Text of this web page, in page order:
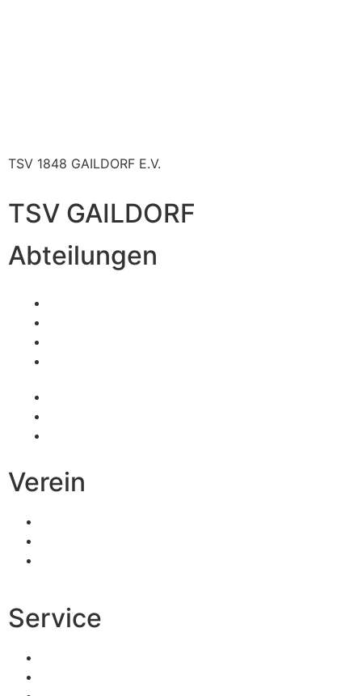
TSV 1848 GAILDORF E.V.
TSV GAILDORF
Abteilungen
Verein
Service